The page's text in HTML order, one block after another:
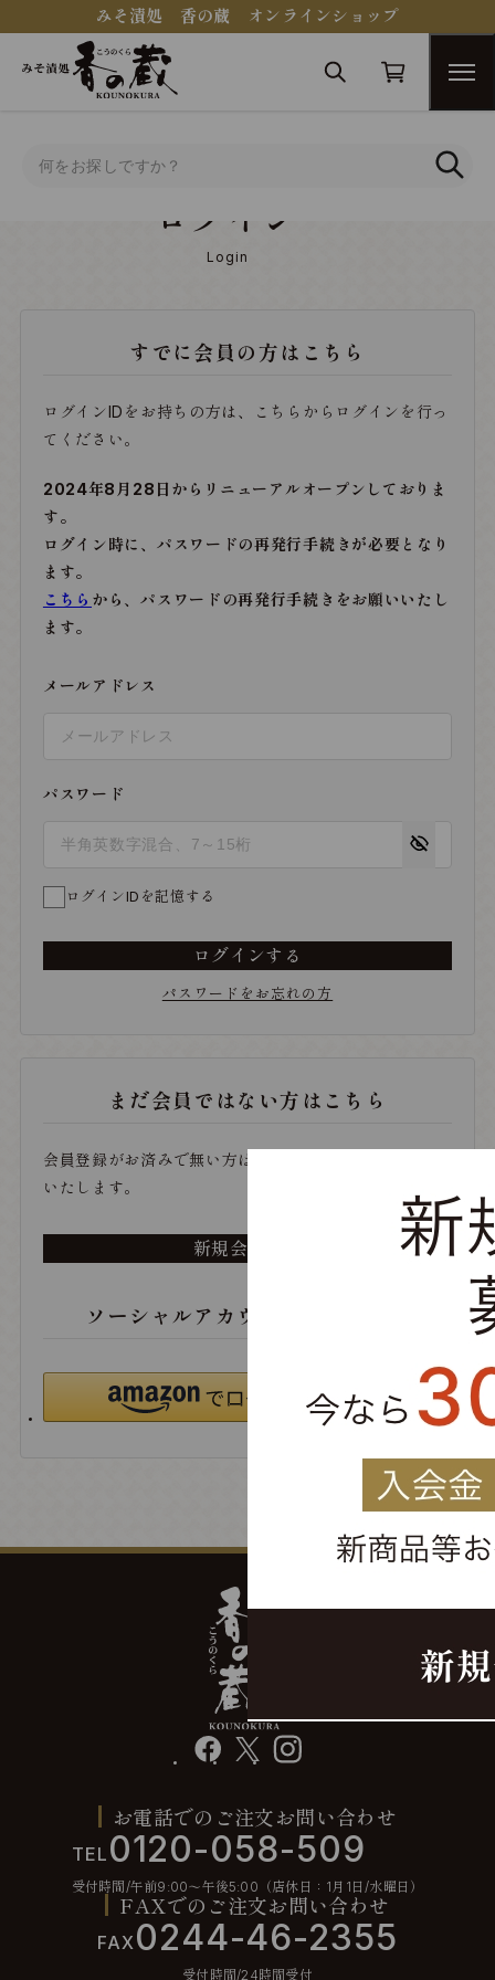
みそ漬処 香の蔵 オンラインショップ
ログイン
Login
すでに会員の方はこちら
ログインIDをお持ちの方は、こちらからログインを行っ
てください。
2024年8月28日からリニューアルオープンしておりま
す。
ログイン時に、パスワードの再発行手続きが必要となり
ます。
こちら から、パスワードの再発行手続きをお願いいたし
ます。
メールアドレス
パスワード
ログインIDを記憶する
ログインする
パスワードをお忘れの方
まだ会員ではない方はこちら
会員登録がお済みで無い方は、こちらから登録をお願い
いたします。
新規会員登録
ソーシャルアカウントでログイン
facebook instagram
お電話でのご注文お問い合わせ
TEL 0120-058-509
受付時間/午前9:00〜午後5:00（店休日：1月1日/水曜日）
FAXでのご注文お問い合わせ
FAX0244-46-2355
受付時間/24時間受付